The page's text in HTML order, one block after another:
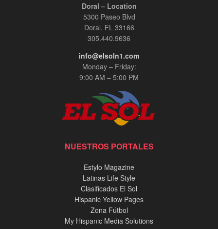
Doral – Location
5300 Paseo Blvd
Doral, FL 33166
305.440.9636
info@elsoln1.com
Monday – Friday:
9:00 AM – 5:00 PM
NUESTROS PORTALES
Estylo Magazine
Latinas Life Style
Clasificados El Sol
Hispanic Yellow Pages
Zona Fútbol
My Hispanic Media Solutions